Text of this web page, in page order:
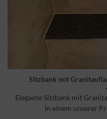
Sitzbank mit
Elegante Sitzbank mit
In einem unserer